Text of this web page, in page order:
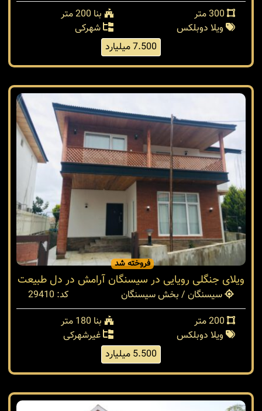
بنا 200 متر
ویلا دوبلکس
شهرکی
7.500 میلیارد
فروخته شد
ویلای جنگلی رویایی در سیسنگان آرامش در دل طبیعت
سیسنگان / بخش سیسنگان
کد: 29410
بنا 180 متر
ویلا دوبلکس
غیرشهرکی
5.500 میلیارد